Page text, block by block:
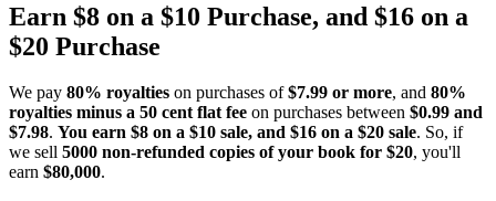
Earn $8 on a $10 Purchase, and $16 on a
$20 Purchase
We pay 80% royalties on purchases of$7.99 or more, and 80%
royalties minus a 50 cent flat fee on purchases between $0.99 and
$7.98. You earn $8 on a $10 sale, and $16 on a $20 sale. So, if
we sell 5000 non-refunded copies of your book for $20, you'll
earn $80,000.